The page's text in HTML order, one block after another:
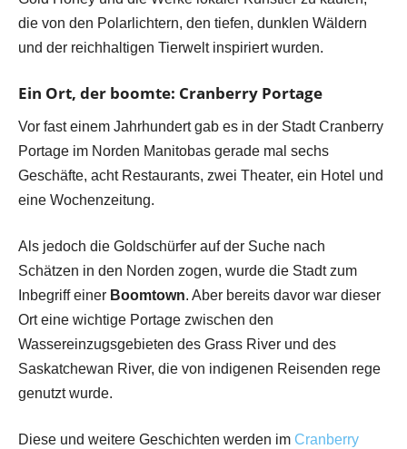
die von den Polarlichtern, den tiefen, dunklen Wäldern
und der reichhaltigen Tierwelt inspiriert wurden.
Ein Ort, der boomte: Cranberry Portage
Vor fast einem Jahrhundert gab es in der Stadt Cranberry
Portage im Norden Manitobas gerade mal sechs
Geschäfte, acht Restaurants, zwei Theater, ein Hotel und
eine Wochenzeitung.
Als jedoch die Goldschürfer auf der Suche nach
Schätzen in den Norden zogen, wurde die Stadt zum
Inbegriff einer Boomtown. Aber bereits davor war dieser
Ort eine wichtige Portage zwischen den
Wassereinzugsgebieten des Grass River und des
Saskatchewan River, die von indigenen Reisenden rege
genutzt wurde.
Diese und weitere Geschichten werden im Cranberry